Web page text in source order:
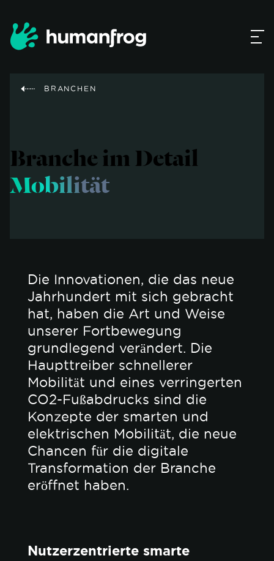
BRANCHEN
Branche im Detail
Mobilität
Die Innovationen, die das neue
Jahrhundert mit sich gebracht
hat, haben die Art und Weise
unserer Fortbewegung
grundlegend verändert. Die
Haupttreiber schnellerer
Mobilität und eines verringerten
CO2-Fußabdrucks sind die
Konzepte der smarten und
elektrischen Mobilität, die neue
Chancen für die digitale
Transformation der Branche
eröffnet haben.
Nutzerzentrierte smarte